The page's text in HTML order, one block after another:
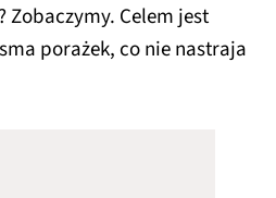
Celem jest
porażek, co nie nastraja